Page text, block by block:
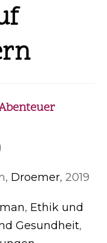
Droemer, 2019
, Ethik und
Gesundheit,